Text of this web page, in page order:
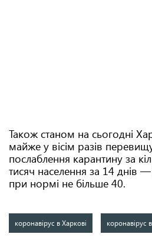
Також станом на сьогодні
майже у вісім разів
послаблення карантину за
тисяч населення за 14 днів
при нормі не більше 40.
коронавірус в Харкові коронавірус